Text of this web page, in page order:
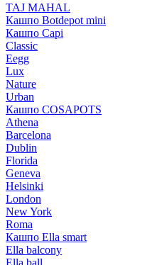
TAJ MAHAL
Кашпо Botdepot mini
Кашпо Capi
Classic
Eegg
Lux
Nature
Urban
Кашпо COSAPOTS
Athena
Barcelona
Dublin
Florida
Geneva
Helsinki
London
New York
Roma
Кашпо Ella smart
Ella balcony
Ella ball